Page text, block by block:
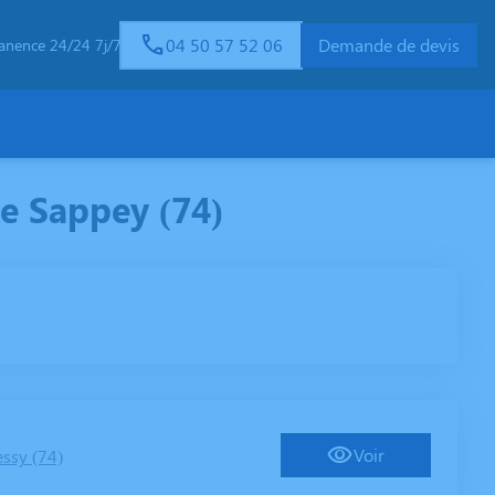
24/24 7j/7 04 50 57 52 06 Demande de devis
Sappey (74)
(74) Voir